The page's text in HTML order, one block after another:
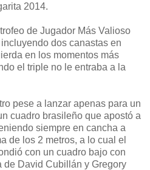
2014.
de Jugador Más Valioso
dos canastas en
en los momentos más
el triple no le entraba a la
pese a lanzar apenas para un
cuadro brasileño que apostó a
siempre en cancha a
de los 2 metros, a lo cual el
con un cuadro bajo con
de David Cubillán y Gregory